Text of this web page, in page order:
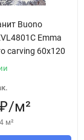
Buono
Emma
carving 60x120
₽/м²
м²